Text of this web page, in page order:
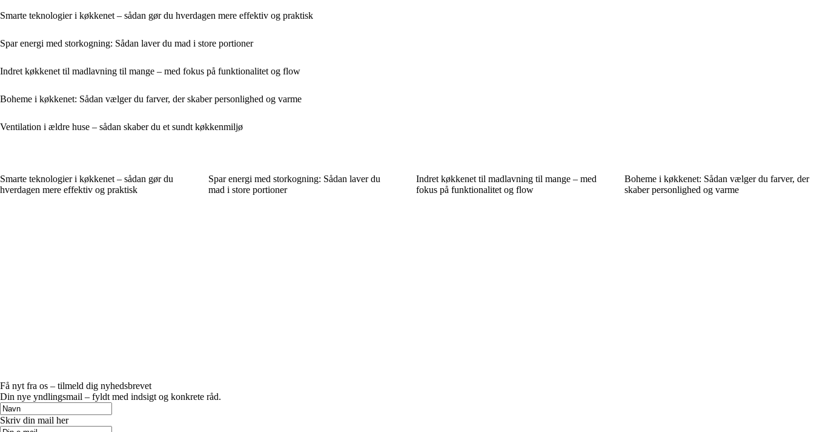
Smarte teknologier i køkkenet – sådan gør du hverdagen mere effektiv og praktisk
Spar energi med storkogning: Sådan laver du mad i store portioner
Indret køkkenet til madlavning til mange – med fokus på funktionalitet og flow
Boheme i køkkenet: Sådan vælger du farver, der skaber personlighed og varme
Ventilation i ældre huse – sådan skaber du et sundt køkkenmiljø
Smarte teknologier i køkkenet – sådan gør du
hverdagen mere effektiv og praktisk
Spar energi med storkogning: Sådan laver du
mad i store portioner
Indret køkkenet til madlavning til mange – med
fokus på funktionalitet og flow
Boheme i køkkenet: Sådan vælger du farver, der
skaber personlighed og varme
Få nyt fra os – tilmeld dig nyhedsbrevet
Din nye yndlingsmail – fyldt med indsigt og konkrete råd.
Skriv din mail her